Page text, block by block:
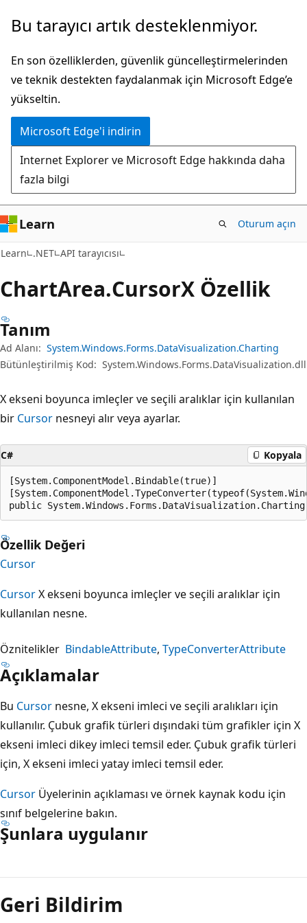
Ana
atla
Sayfa
gezintiye
atla
Bu tarayıcı artık desteklenmiyor.
En son özelliklerden, güvenlik güncelleştirmelerinden
ve teknik destekten faydalanmak için Microsoft Edge’e
yükseltin.
Microsoft Edge'i indirin
Internet Explorer ve Microsoft Edge hakkında daha
fazla bilgi
Learn Oturum açın
Learn .NET API tarayıcısı
ChartArea.CursorX Özellik
Tanım
Ad Alanı: System.Windows.Forms.DataVisualization.Charting
Bütünleştirilmiş Kod: System.Windows.Forms.DataVisualization.dll
X ekseni boyunca imleçler ve seçili aralıklar için kullanılan
bir Cursor nesneyi alır veya ayarlar.
C# Kopyala
[System.ComponentModel.Bindable(true)]
public
Özellik Değeri
Cursor
CursorX ekseni boyunca imleçler ve seçili aralıklar için
kullanılan nesne.
Öznitelikler BindableAttribute TypeConverterAttribute
Açıklamalar
Bu Cursor nesne, X ekseni imleci ve seçili aralıkları için
kullanılır. Çubuk grafik türleri dışındaki tüm grafikler için X
ekseni imleci dikey imleci temsil eder. Çubuk grafik türleri
için, X ekseni imleci yatay imleci temsil eder.
Cursor Üyelerinin açıklaması ve örnek kaynak kodu için
sınıf belgelerine bakın.
Şunlara uygulanır
modu
devre
Geri Bildirim